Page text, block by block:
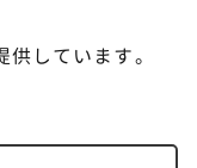
しています。